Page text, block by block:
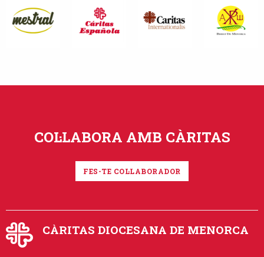
COL·LABORA AMB CÀRITAS
FES-TE COL·LABORADOR
CÀRITAS DIOCESANA DE MENORCA